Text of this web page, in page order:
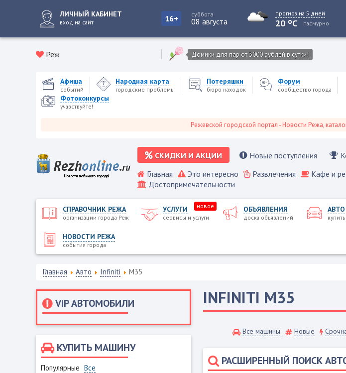
ЛИЧНЫЙ КАБИНЕТ
вход на сайт 16+ суббота
08 августа
прогноз на 5 дней
20 oC пасмурно
Реж Домики для пар от 3000 рублей в сутки!
Афиша
событий
Народная карта
городские проблемы
Потеряшки
бюро находок
Форум
сообщество города
Фотоконкурсы
учавствуйте!
Режевской городской портал - Новости Режа, каталог
СКИДКИ И АКЦИИ Новые поступления
Главная Это интересно Развлечения Кафе и
Достопримечательности
СПРАВОЧНИК РЕЖА
организации города Реж
УСЛУГИ
сервисы и услуги
новое ОБЪЯВЛЕНИЯ
доска объявлений
АВТО
НОВОСТИ РЕЖА
события города
Главная Авто Infiniti M35
VIP АВТОМОБИЛИ
КУПИТЬ МАШИНУ
Популярные Все
INFINITI M35
Все машины Новые
РАСШИРЕННЫЙ ПОИСК